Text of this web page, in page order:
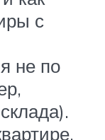
с
не по